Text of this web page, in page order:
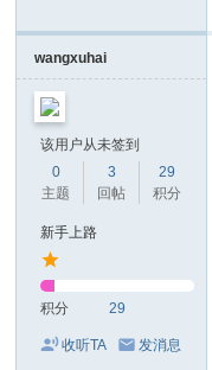
wangxuhai
该用户从未签到
0
主题
3
回帖
29
积分
新手上路
积分 29
收听TA 发消息